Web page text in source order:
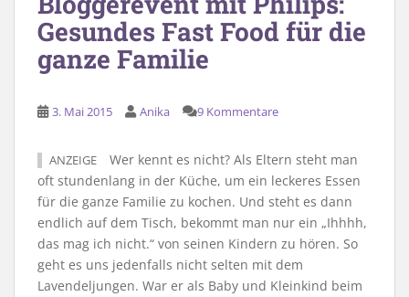
Gesundes Fast Food für die
ganze Familie
3. Mai 2015 Anika 9 Kommentare
ANZEIGE
Wer kennt es nicht? Als Eltern steht man
oft stundenlang in der Küche, um ein leckeres Essen
für die ganze Familie zu kochen. Und steht es dann
endlich auf dem Tisch, bekommt man nur ein „Ihhhh,
das mag ich nicht.“ von seinen Kindern zu hören. So
geht es uns jedenfalls nicht selten mit dem
Lavendeljungen. War er als Baby und Kleinkind beim